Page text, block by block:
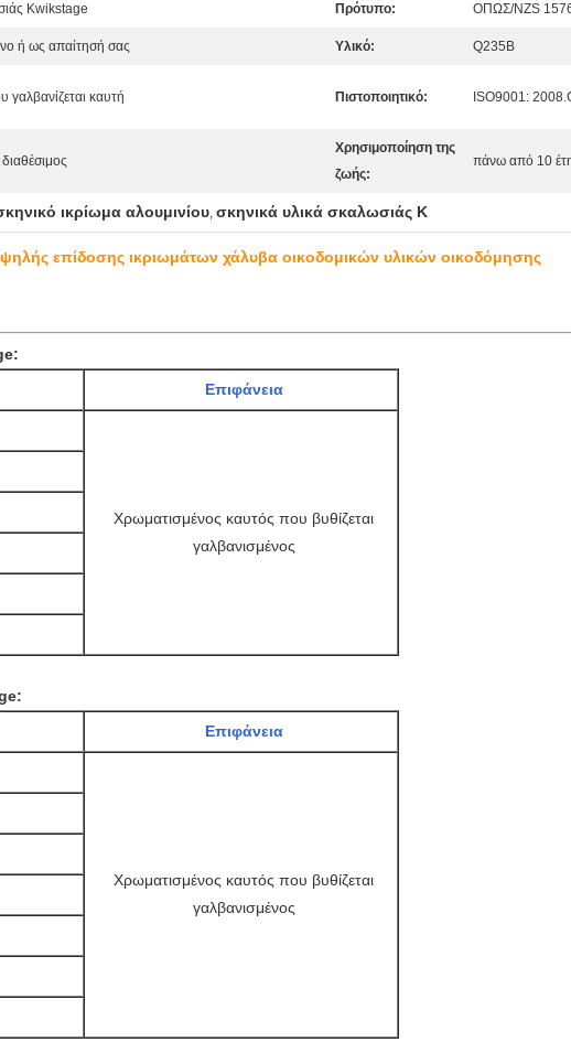
Kwikstage Πρότυπο: ΟΠΩΣ/NZS
ή ως απαίτησή σας Υλικό: Q235B
γαλβανίζεται καυτή Πιστοποιητικό: ISO9001:
Χρησιμοποίηση της
ζωής:
πάνω από 10
ικρίωμα αλουμινίου, σκηνικά υλικά σκαλωσιάς Κ
επίδοσης ικριωμάτων χάλυβα οικοδομικών υλικών οικοδόμησης
Επιφάνεια
Χρωματισμένος καυτός που βυθίζεται
γαλβανισμένος
Επιφάνεια
Χρωματισμένος καυτός που βυθίζεται
γαλβανισμένος